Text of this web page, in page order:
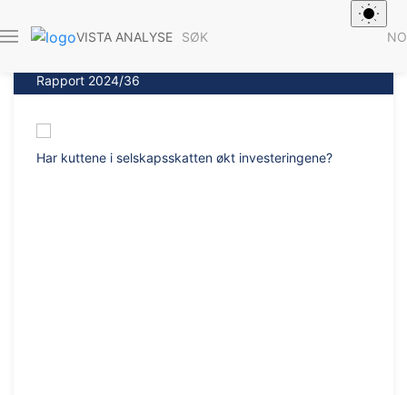
VISTA ANALYSE SØK NO
Rapport 2024/36
Har kuttene i selskapsskatten økt investeringene?